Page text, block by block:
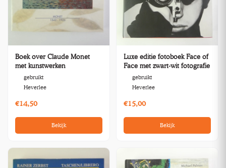
Boek over Claude Monet
met kunstwerken
gebruikt
Heverlee
€14,50
Bekijk
Luxe editie fotoboek Face of
Face met zwart-wit fotografie
gebruikt
Heverlee
€15,00
Bekijk